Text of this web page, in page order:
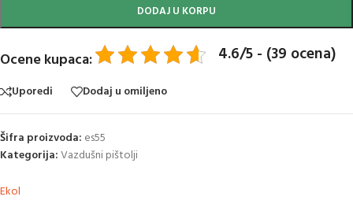
DODAJ U KORPU
Ocene kupaca: 4.6/5 - (39 ocena)
Uporedi Dodaj u omiljeno
Šifra proizvoda: es55
Kategorija:Vazdušni pištolji
Ekol